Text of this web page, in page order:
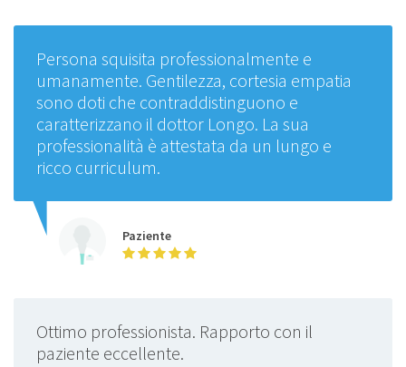
Persona squisita professionalmente e
umanamente. Gentilezza, cortesia empatia
sono doti che contraddistinguono e
caratterizzano il dottor Longo. La sua
professionalità è attestata da un lungo e
ricco curriculum.
Paziente
Ottimo professionista. Rapporto con il
paziente eccellente.